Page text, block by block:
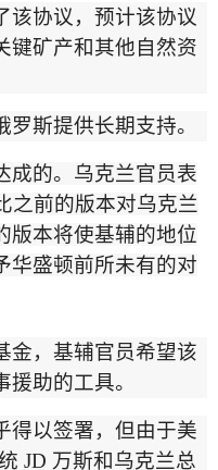
该协议，预计该协议
键矿产和其他自然资
斯提供长期支持。
成的。乌克兰官员表
之前的版本对乌克兰
版本将使基辅的地位
华盛顿前所未有的对
金，基辅官员希望该
助的工具。
得以签署，但由于美
JD 万斯和乌克兰总